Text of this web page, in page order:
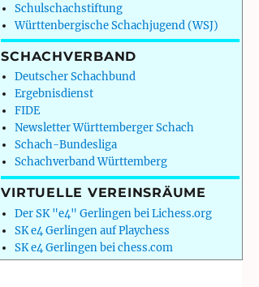
Schulschachstiftung
Württenbergische Schachjugend (WSJ)
SCHACHVERBAND
Deutscher Schachbund
Ergebnisdienst
FIDE
Newsletter Württemberger Schach
Schach-Bundesliga
Schachverband Württemberg
VIRTUELLE VEREINSRÄUME
Der SK "e4" Gerlingen bei Lichess.org
SK e4 Gerlingen auf Playchess
SK e4 Gerlingen bei chess.com